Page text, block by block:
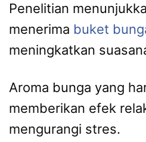
Penelitian
menerima buket
meningkatkan
Aroma bunga yang
memberikan efek
mengurangi stres.